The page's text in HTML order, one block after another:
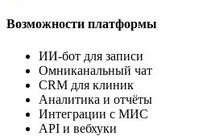
Возможности платформы
ИИ-бот для записи
Омниканальный чат
CRM для клиник
Аналитика и отчёты
Интеграции с МИС
API и вебхуки